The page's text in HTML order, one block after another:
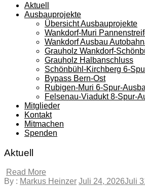
Aktuell
Ausbauprojekte
Übersicht Ausbauprojekte
Wankdorf-Muri
Wankdorf Ausbau
Grauholz Wankdorf-
Grauholz Halbanschluss
Schönbühl-Kirchberg 6-
Bypass Bern-Ost
Rubigen-Muri 6-Spur-
Felsenau-Viadukt 8-Spur-
Mitglieder
Kontakt
Mitmachen
Spenden
Aktuell
Read More
By : Markus Heinzer Juli 24, 2026Juli